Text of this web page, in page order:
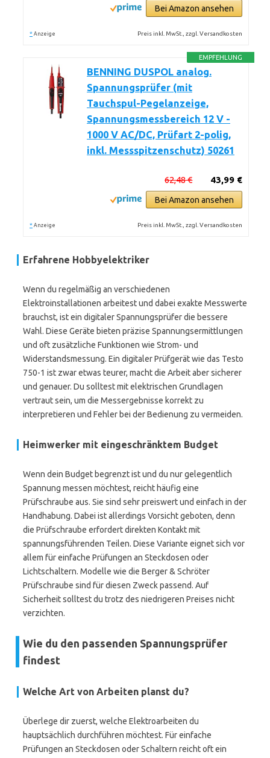
Bei Amazon ansehen
* Anzeige Preis inkl. MwSt., zzgl. Versandkosten
EMPFEHLUNG
BENNING DUSPOL analog.
Spannungsprüfer (mit
Tauchspul-Pegelanzeige,
Spannungsmessbereich 12 V -
1000 V AC/DC, Prüfart 2-polig,
inkl. Messspitzenschutz) 50261
43,99 €
62,48 €
Bei Amazon ansehen
* Anzeige Preis inkl. MwSt., zzgl. Versandkosten
Erfahrene Hobbyelektriker
Wenn du regelmäßig an verschiedenen
Elektroinstallationen arbeitest und dabei exakte Messwerte
brauchst, ist ein digitaler Spannungsprüfer die bessere
Wahl. Diese Geräte bieten präzise Spannungsermittlungen
und oft zusätzliche Funktionen wie Strom- und
Widerstandsmessung. Ein digitaler Prüfgerät wie das Testo
750-1 ist zwar etwas teurer, macht die Arbeit aber sicherer
und genauer. Du solltest mit elektrischen Grundlagen
vertraut sein, um die Messergebnisse korrekt zu
interpretieren und Fehler bei der Bedienung zu vermeiden.
Heimwerker mit eingeschränktem Budget
Wenn dein Budget begrenzt ist und du nur gelegentlich
Spannung messen möchtest, reicht häufig eine
Prüfschraube aus. Sie sind sehr preiswert und einfach in der
Handhabung. Dabei ist allerdings Vorsicht geboten, denn
die Prüfschraube erfordert direkten Kontakt mit
spannungsführenden Teilen. Diese Variante eignet sich vor
allem für einfache Prüfungen an Steckdosen oder
Lichtschaltern. Modelle wie die Berger & Schröter
Prüfschraube sind für diesen Zweck passend. Auf
Sicherheit solltest du trotz des niedrigeren Preises nicht
verzichten.
Wie du den passenden Spannungsprüfer
findest
Welche Art von Arbeiten planst du?
Überlege dir zuerst, welche Elektroarbeiten du
hauptsächlich durchführen möchtest. Für einfache
Prüfungen an Steckdosen oder Schaltern reicht oft ein